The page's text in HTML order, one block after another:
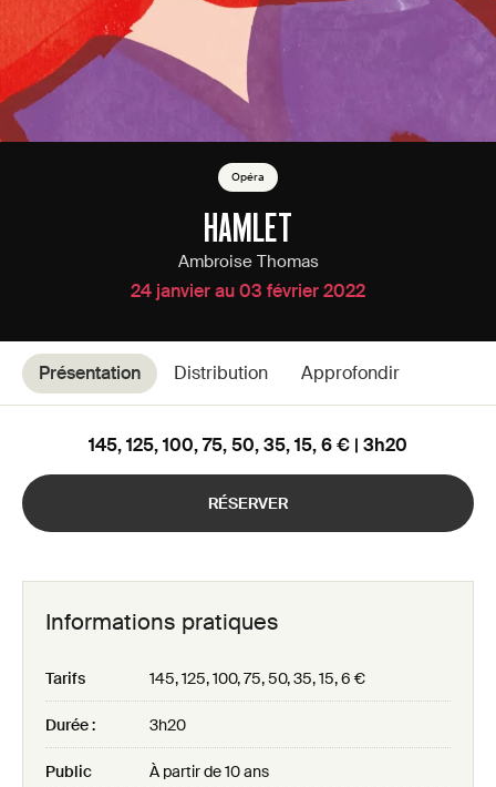
Opéra
HAMLET
Ambroise Thomas
24 janvier au 03 février 2022
Présentation Distribution Approfondir
145, 125, 100, 75, 50, 35, 15, 6 € | 3h20
RÉSERVER
Informations pratiques
Tarifs 145, 125, 100, 75, 50, 35, 15, 6 €
Durée : 3h20
Public À partir de 10 ans